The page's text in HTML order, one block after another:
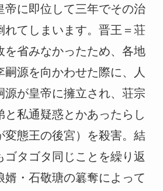
帝に即位して三年でその治
れてしまいます。晋王＝荘
を省みなかったため、各地
嗣源を向かわせた際に、人
源が皇帝に擁立され、荘宗
と私通疑惑とかあったらし
変態王の後宮）を殺害。結
ゴタゴタ同じことを繰り返
婿・石敬瑭の簒奪によって